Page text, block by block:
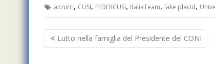
azzurri, CUSI, FEDERCUSI, ItaliaTeam, lake placid,
Navigazione
articoli
Lutto nella famiglia del Presidente del CONI